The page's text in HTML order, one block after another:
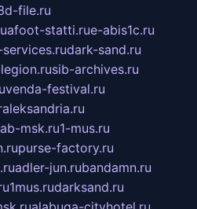
file.ru
uafoot-statti.rue-abis1c.ru
dark-sand.ru
sib-archives.ru
venda-festival.ru
msk.ru1-mus.ru
purse-factory.ru
adler-jun.rubandamn.ru
1mus.rudarksand.ru